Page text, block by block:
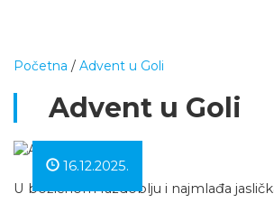
Početna / Advent u Goli
Advent u Goli
16.12.2025.
U božićnom razdoblju i najmlađa